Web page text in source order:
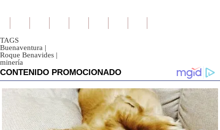
TAGS
Buenaventura |
Roque Benavides |
minería